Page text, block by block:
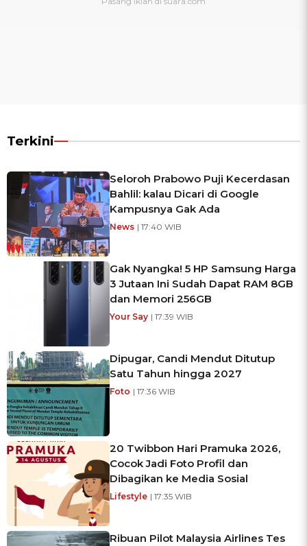
Terkini
Seloroh Prabowo Puji Kecerdasan
Bahlil: kalau Dicari di Google
Kampusnya Gak Ada
News | 17:40 WIB
Gak Nyangka! 5 HP Samsung Harga
3 Jutaan Ini Sudah Dapat RAM 8GB
dan Memori 256GB
Your Say | 17:39 WIB
Dipugar, Candi Mendut Ditutup
Satu Tahun hingga 2027
Foto | 17:36 WIB
20 Twibbon Hari Pramuka 2026,
Cocok Jadi Foto Profil dan
Dibagikan ke Media Sosial
Lifestyle | 17:35 WIB
Ribuan Pilot Malaysia Airlines Tes